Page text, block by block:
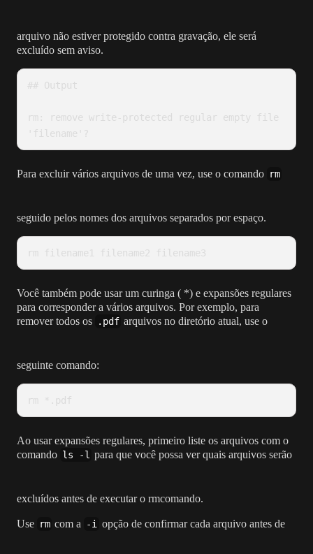
arquivo não estiver protegido contra gravação, ele será
excluído sem aviso.
## Output
rm: remove write-protected regular empty file
'filename'?
Para excluir vários arquivos de uma vez, use o comando rm
seguido pelos nomes dos arquivos separados por espaço.
rm filename1 filename2 filename3
Você também pode usar um curinga ( *) e expansões regulares
para corresponder a vários arquivos. Por exemplo, para
remover todos os
.pdf arquivos no diretório atual, use o
seguinte comando:
rm *.pdf
Ao usar expansões regulares, primeiro liste os arquivos com o
comando ls -l para que você possa ver quais arquivos serão
excluídos antes de executar o rmcomando.
Use rm com a -i opção de confirmar cada arquivo antes de